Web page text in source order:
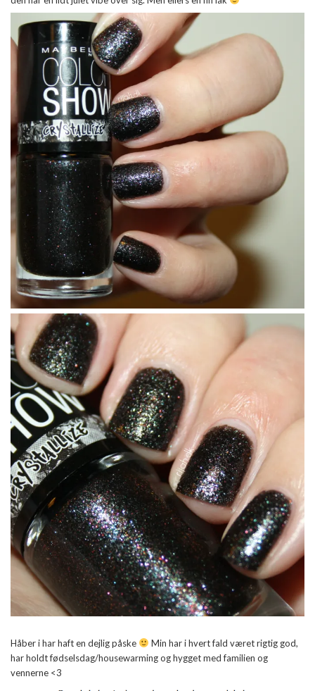
Håber i har haft en dejlig påske
Min har i hvert fald været rigtig god,
har holdt fødselsdag/housewarming og hygget med familien og
vennerne <3